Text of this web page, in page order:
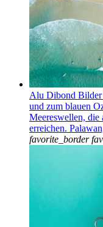
Alu Dibond Bilder
und zum blauen
Meereswellen, die
erreichen.
favorite_border